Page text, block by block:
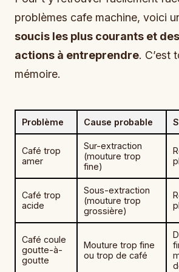
problèmes cafe machine, voici
soucis les plus courants et
actions à entreprendre. C’est
mémoire.
Problème Cause probable
Café trop
amer
Sur-extraction
(mouture trop
fine)
Café trop
acide
Sous-extraction
(mouture trop
grossière)
Café coule
goutte-à-
goutte
Mouture trop fine
ou trop de café